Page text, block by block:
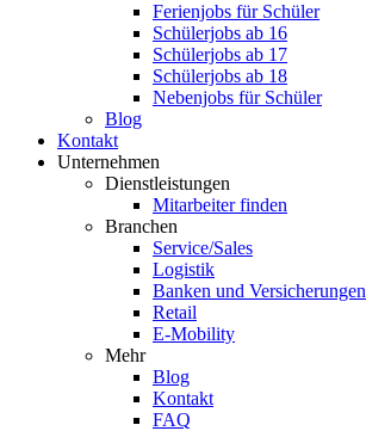
Ferienjobs für Schüler
Schülerjobs ab 16
Schülerjobs ab 17
Schülerjobs ab 18
Nebenjobs für Schüler
Blog
Kontakt
Unternehmen
Dienstleistungen
Mitarbeiter finden
Branchen
Service/Sales
Logistik
Banken und Versicherungen
Retail
E-Mobility
Mehr
Blog
Kontakt
FAQ